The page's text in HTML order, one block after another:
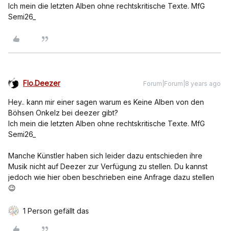
Ich mein die letzten Alben ohne rechtskritische Texte. MfG
Semi26_
Flo.Deezer Forum|Forum|8 years ago
Hey.. kann mir einer sagen warum es Keine Alben von den
Böhsen Onkelz bei deezer gibt?
Ich mein die letzten Alben ohne rechtskritische Texte. MfG
Semi26_
Manche Künstler haben sich leider dazu entschieden ihre
Musik nicht auf Deezer zur Verfügung zu stellen. Du kannst
jedoch wie hier oben beschrieben eine Anfrage dazu stellen
😉
1 Person gefällt das